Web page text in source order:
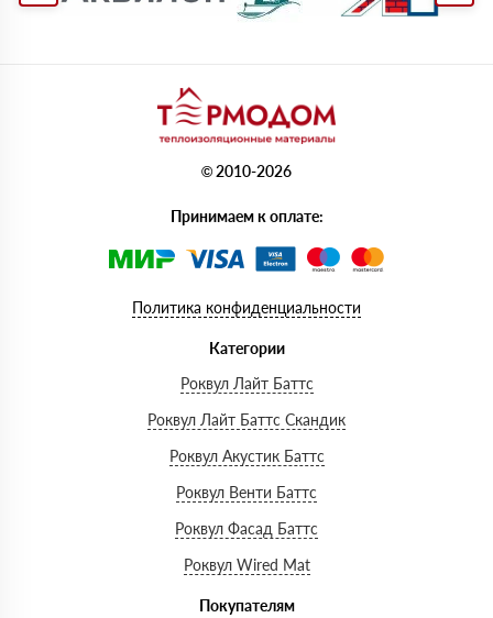
© 2010-2026
Принимаем к оплате:
Политика конфиденциальности
Категории
Роквул Лайт Баттс
Роквул Лайт Баттс Скандик
Роквул Акустик Баттс
Роквул Венти Баттс
Роквул Фасад Баттс
Роквул Wired Mat
Покупателям